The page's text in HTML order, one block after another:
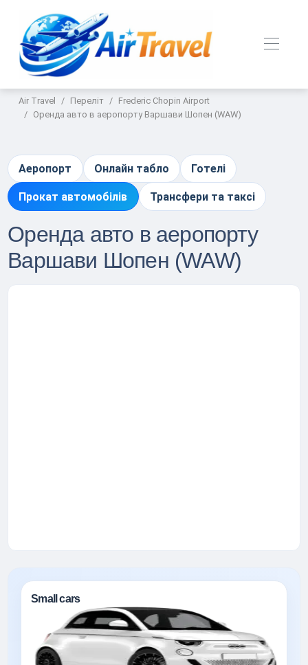
Air Travel Переліт
Frederic Chopin Airport
Оренда авто в аеропорту Варшави Шопен (WAW)
Аеропорт Онлайн табло Готелі
Прокат автомобілів Трансфери та таксі
Оренда авто в аеропорту
Варшави Шопен (WAW)
Small cars